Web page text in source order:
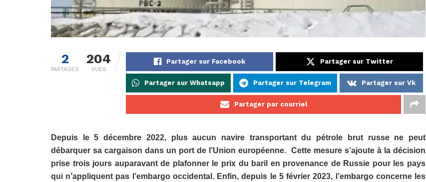
2
PARTAGES
204
VUES
Partager sur Facebook Partager sur Twitter
Partager sur Whatsapp Partager sur Telegram Partager sur Vk
Partager par courriel
Depuis le 5 décembre 2022, plus aucun navire transportant du pétrole brut russe ne peut
débarquer sa cargaison dans un port de l’Union européenne. Cette mesure s’ajoute à la décision
prise trois jours auparavant de plafonner le prix du baril en provenance de Russie pour les pays
qui n’appliquent pas l’embargo occidental. Enfin, depuis le 5 février 2023, l’embargo concerne les